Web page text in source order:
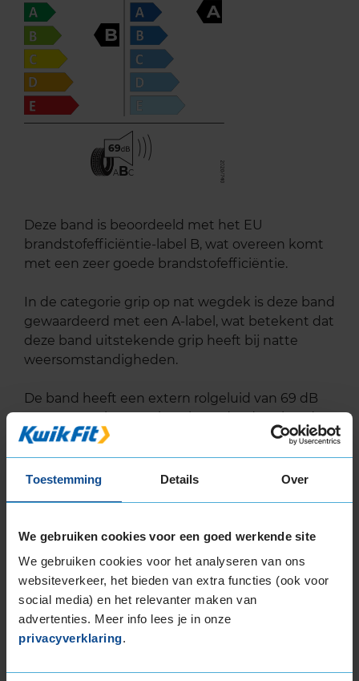
Toestemming Details Over
We gebruiken cookies voor een goed werkende site
We gebruiken cookies voor het analyseren van ons
websiteverkeer, het bieden van extra functies (ook voor
social media) en het relevanter maken van
advertenties. Meer info lees je in onze
privacyverklaring.
B
A
69
ABC
Deze band is beoordeeld met het EU
brandstofefficiëntie-label B, wat overeen komt
met een zeer goede brandstofefficiëntie.
In de categorie grip op nat wegdek is deze band
gewaardeerd met een A-label, wat betekent dat
deze band uitstekende grip heeft bij natte
weersomstandigheden.
De band heeft een extern rolgeluid van 69 dB
met B-notering, wat betekent dat deze band
een normale geluidsproductie heeft.
Wil je nog meer informatie over het
Bandenmontagepakketten
bandenmaat omvang (inch)